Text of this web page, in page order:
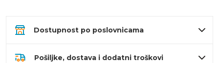
Dostupnost po poslovnicama
Pošiljke, dostava i dodatni troškovi